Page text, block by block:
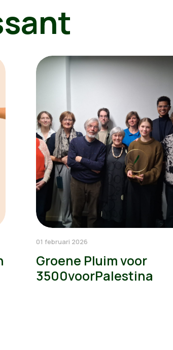
01 februari 2026
Groene Pluim voor
3500voorPalestina